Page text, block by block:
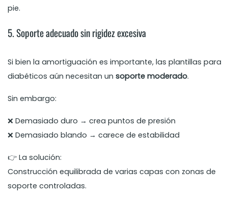
pie.
5. Soporte adecuado sin rigidez excesiva
Si bien la amortiguación es importante, las plantillas para
diabéticos aún necesitan unsoporte moderado.
Sin embargo:
❌ Demasiado duro → crea puntos de presión
❌ Demasiado blando → carece de estabilidad
👉 La solución:
Construcción equilibrada de varias capas con zonas de
soporte controladas.